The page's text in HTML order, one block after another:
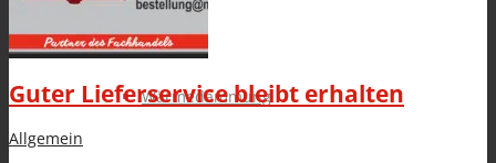
Wärmedämmung
Guter Lieferservice bleibt erhalten
Allgemein